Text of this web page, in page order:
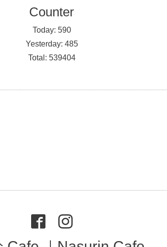
Counter
Today: 590
Yesterday: 485
Total: 539404